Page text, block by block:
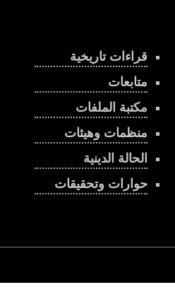
قراءات تاريخية
متابعات
مكتبة الملفات
منظمات وهيئات
الحالة الدينية
حوارات وتحقيقات